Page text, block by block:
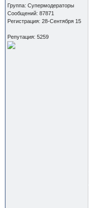
Группа: Супермодераторы
Сообщений: 87871
Регистрация: 28-Сентября 15
Репутация: 5259